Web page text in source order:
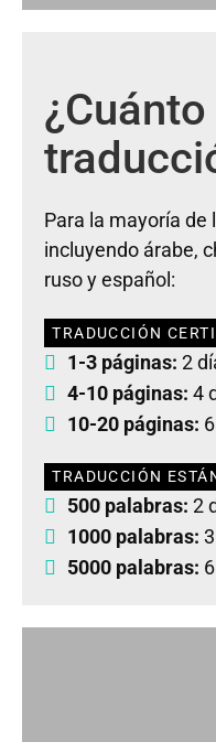
Para la mayoría de
incluyendo árabe,
ruso y español:
TRADUCCIÓN
1-3 páginas: 2
4-10 páginas: 4
10-20 páginas:
TRADUCCIÓN
500 palabras: 2
1000 palabras:
5000 palabras: